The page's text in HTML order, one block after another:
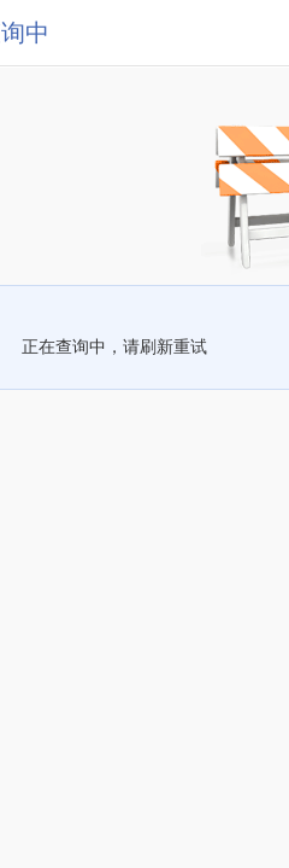
中
正在查询中，请刷新重试